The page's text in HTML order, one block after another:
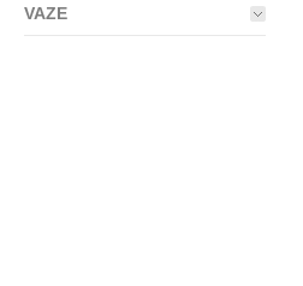
VAZE